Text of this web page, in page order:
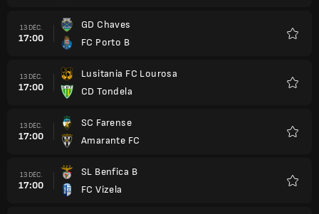
13 DÉC.
17:00
GD Chaves
FC Porto B
13 DÉC.
17:00
Lusitania FC Lourosa
CD Tondela
13 DÉC.
17:00
SC Farense
Amarante FC
13 DÉC.
17:00
SL Benfica B
FC Vizela